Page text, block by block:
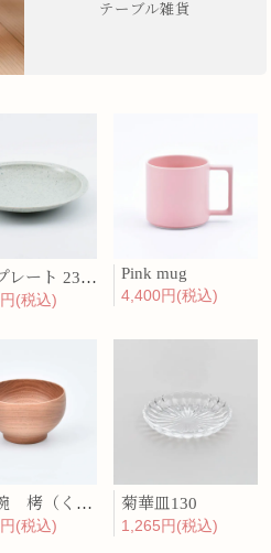
テーブル雑貨
リムプレート 23cm 呉須散
(税込)
Pink mug
4,400円(税込)
銘木碗 栲（くるみ）
(税込)
菊華皿130
1,265円(税込)